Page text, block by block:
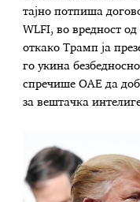
тајно потпиша
WLFI, во вредност
откако Трамп ја
го укина
спречише ОАЕ да
за вештачка